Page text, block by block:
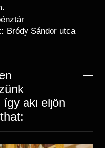
Bródy Sándor utca
így aki eljön